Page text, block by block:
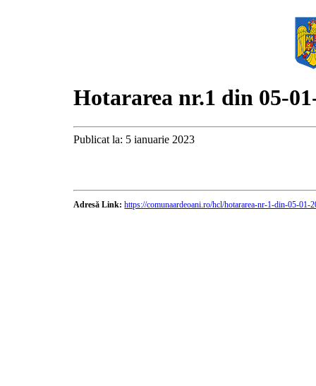
Hotararea nr.1 din 05-
Publicat la: 5 ianuarie 2023
Adresă Link: https://comunaardeoani.ro/hcl/hotararea-nr-1-din-05-01-